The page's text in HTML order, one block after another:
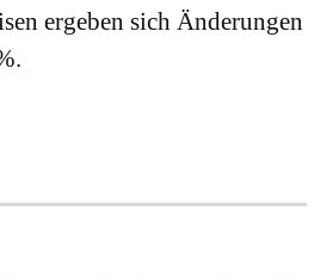
ergeben sich Änderungen